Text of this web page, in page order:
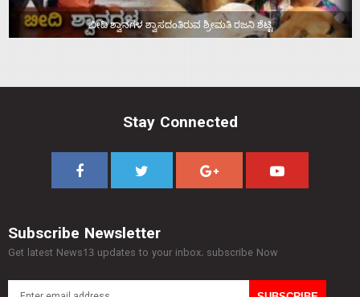
ಬೀದಿ ಶ್ವಾನಗಳ ಶ್ವಾಸದಂತಿರುವ ಶ್ರೀಮತಿ ರಜನಿ ಶೆಟ್ಟಿ
Stay Connected
Subscribe Newsletter
Get latest News13 updates to your inbox. subscribe Now